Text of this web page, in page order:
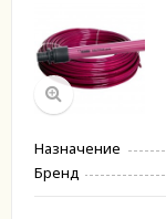
Назначение
Бренд